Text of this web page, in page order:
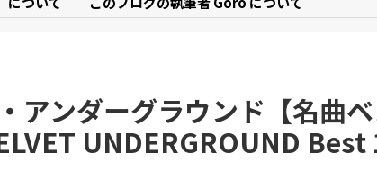
アンダーグラウンド【名曲
UNDERGROUND Best